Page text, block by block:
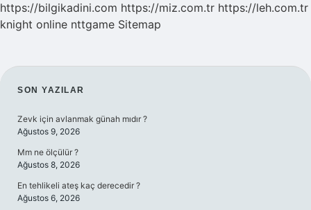
https://bilgikadini.com https://miz.com.tr https://leh.com.tr
knight online nttgame Sitemap
SIDEBAR
SON YAZILAR
Zevk için avlanmak günah mıdır ?
Ağustos 9, 2026
Mm ne ölçülür ?
Ağustos 8, 2026
En tehlikeli ateş kaç derecedir ?
Ağustos 6, 2026